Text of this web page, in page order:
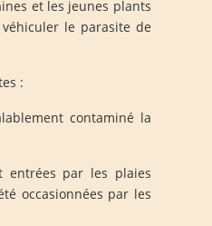
et les jeunes plants
le parasite de
:
contaminé la
entrées par les plaies
occasionnées par les